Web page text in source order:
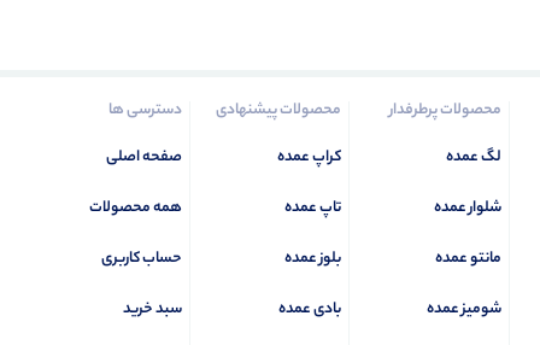
محصولات پرطرفدار
لگ عمده
شلوار عمده
مانتو عمده
شومیز عمده
محصولات پیشنهادی
کراپ عمده
تاپ عمده
بلوز عمده
بادی عمده
دسترسی ها
صفحه اصلی
همه محصولات
حساب کاربری
سبد خرید